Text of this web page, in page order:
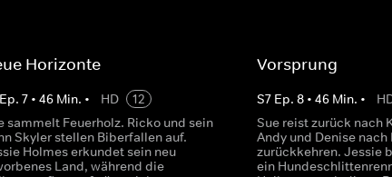
Horizonte
Ep. 7• 46Min. • HD
12
sammelt Feuerholz. Ricko und sein
Skyler stellen Biberfallen auf.
Holmes erkundet sein neu
Land, während die
Vorsprung
S7 Ep. 8• 46Min. •
Sue reist zurück nach
Andy und Denise nach
zurückkehren. Jessie
ein